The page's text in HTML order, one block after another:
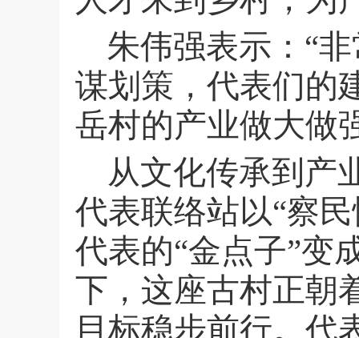
朱伟强表示：“
谋划策，代表们的
岳村的产业做大做
从文化传承到产
代表联络站以“察
代表的“金点子”变
下，这座古村正朝
目标稳步前行。代